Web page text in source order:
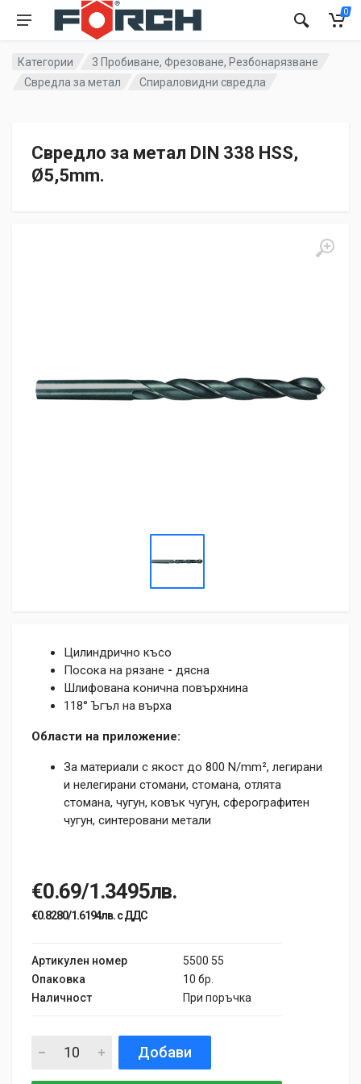
0
Категории
3 Пробиване, Фрезоване, Резбонарязване
Свредла за метал
Спираловидни свредла
Свредло за метал DIN 338 HSS,
Ø5,5mm.
Цилиндрично късо
Посока на рязане - дясна
Шлифована конична повърхнина
118° Ъгъл на върха
Области на приложение:
За материали с якост до 800 N/mm², легирани
и нелегирани стомани, стомана, отлята
стомана, чугун, ковък чугун, сферографитен
чугун, синтеровани метали
€0.69/1.3495лв.
€0.8280/1.6194лв. с ДДС
Артикулен номер
5500 55
Опаковка
10 бр.
Наличност
При поръчка
Добави